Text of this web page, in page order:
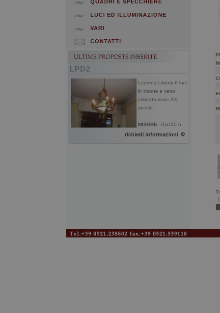
QUADRI E SPECCHIERE
LUCI ED ILLUMINAZIONE
VARI
CONTATTI
LPD2
Lucerna Liberty 6 luci
in ottone e vetro
colorato,inizio XX
secolo
MISURE: 70x110 h
richiedi informazioni